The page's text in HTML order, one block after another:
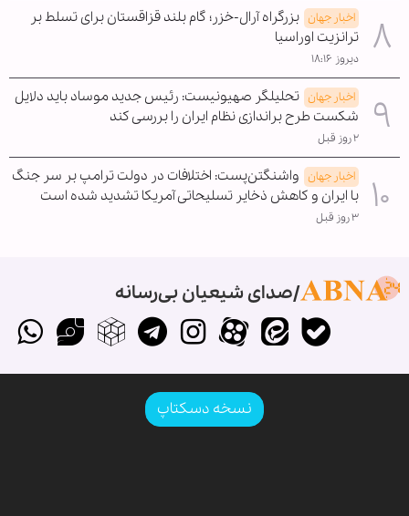
اخبار جهان بزرگراه آرال-خزر؛ گام بلند قزاقستان برای تسلط بر
ترانزیت اوراسیا
دیروز ۱۸:۱۶
اخبار جهان تحلیلگر صهیونیست: رئیس جدید موساد باید دلایل
شکست طرح براندازی نظام ایران را بررسی کند
۲ روز قبل
اخبار جهان واشنگتن‌پست: اختلافات در دولت ترامپ بر سر جنگ
با ایران و کاهش ذخایر تسلیحاتی آمریکا تشدید شده است
۳ روز قبل
صدای شیعیان بی‌رسانه
نسخه دسکتاپ